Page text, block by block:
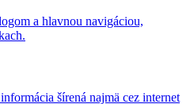
a hlavnou navigáciou,
šírená najmä cez internet